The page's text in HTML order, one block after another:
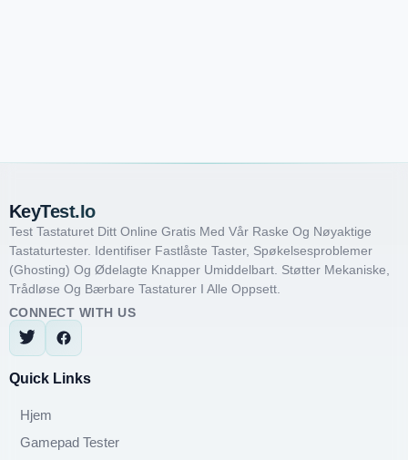
KeyTest.io
Test Tastaturet Ditt Online Gratis Med Vår Raske Og Nøyaktige
Tastaturtester. Identifiser Fastlåste Taster, Spøkelsesproblemer
(ghosting) Og Ødelagte Knapper Umiddelbart. Støtter Mekaniske,
Trådløse Og Bærbare Tastaturer I Alle Oppsett.
CONNECT WITH US
Quick Links
Hjem
Gamepad Tester